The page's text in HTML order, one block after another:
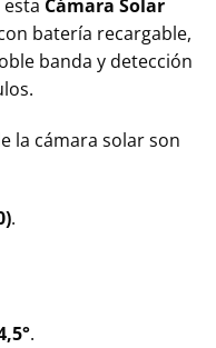
Cámara Solar
batería recargable,
banda y detección
la cámara solar son
.
.